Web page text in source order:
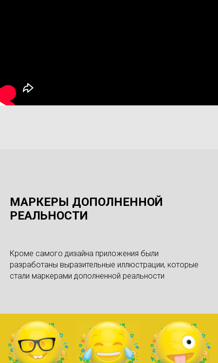
МАРКЕРЫ ДОПОЛНЕННОЙ
РЕАЛЬНОСТИ
Кроме самого дизайна приложения были
разработаны выразительные иллюстрации, которые
стали маркерами дополненной реальности